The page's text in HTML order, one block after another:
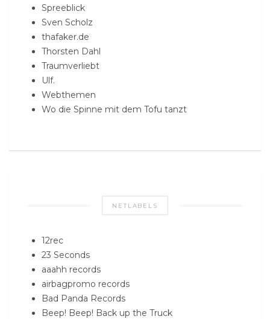
Spreeblick
Sven Scholz
thafaker.de
Thorsten Dahl
Traumverliebt
Ulf.
Webthemen
Wo die Spinne mit dem Tofu tanzt
NETLABELS
12rec
23 Seconds
aaahh records
airbagpromo records
Bad Panda Records
Beep! Beep! Back up the Truck